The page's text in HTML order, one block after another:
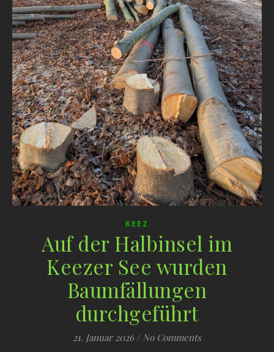
KEEZ
Auf der Halbinsel im
Keezer See wurden
Baumfällungen
durchgeführt
21. Januar 2026 / No Comments